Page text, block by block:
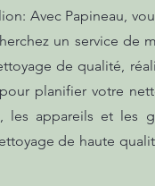
Avec Papineau,
un service de
de qualité,
planifier votre
appareils et les
de haute